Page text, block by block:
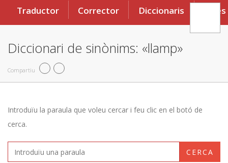
Traductor Corrector Diccionaris Eines
Diccionari de sinònims: «llamp»
Compartiu
Introduïu la paraula que voleu cercar i feu clic en el botó de
cerca.
CERCA